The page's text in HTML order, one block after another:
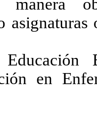
manera
Educación
en